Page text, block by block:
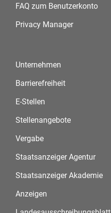
FAQ zum Benutzerkonto
Privacy Manager
Unternehmen
Barrierefreiheit
E-Stellen
Stellenangebote
Vergabe
Staatsanzeiger Agentur
Staatsanzeiger Akademie
Anzeigen